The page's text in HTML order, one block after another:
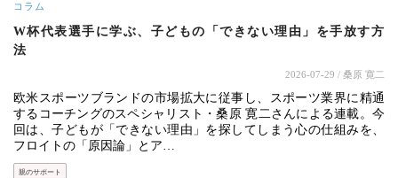
コラム
W杯代表選手に学ぶ、子どもの「できない理由」を手放す方
法
2026-07-29 / 桑原 寛二
欧米スポーツブランドの市場拡大に従事し、スポーツ業界に精通
するコーチングのスペシャリスト・桑原 寛二さんによる連載。今
回は、子どもが「できない理由」を探してしまう心の仕組みを、
フロイトの「原因論」とア…
親のサポート